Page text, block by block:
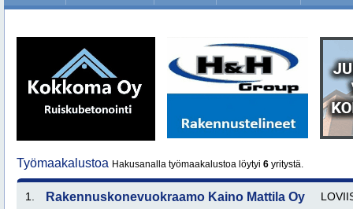
Työmaakalustoa Hakusanalla työmaakalustoa löytyi 6 yritystä.
1. Rakennuskonevuokraamo Kaino Mattila Oy